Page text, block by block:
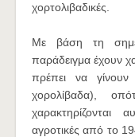
χορτολιβαδικές.
Με βάση τη
παράδειγμα έχουν
πρέπει να
χορολίβαδα),
αγροτικές από το